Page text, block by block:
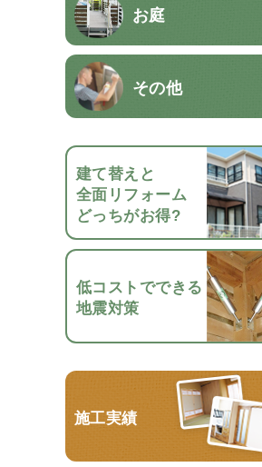
お庭
その他
建て替えと
全面リフォーム
どっちがお得?
低コストでできる
地震対策
施工実績